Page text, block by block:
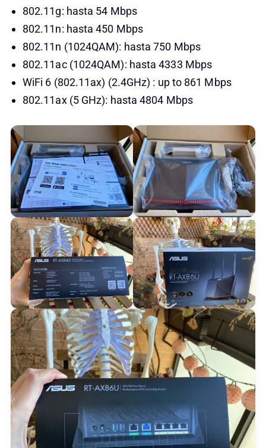
802.11g: hasta 54 Mbps
802.11n: hasta 450 Mbps
802.11n (1024QAM): hasta 750 Mbps
802.11ac (1024QAM): hasta 4333 Mbps
WiFi 6 (802.11ax) (2.4GHz) : up to 861 Mbps
802.11ax (5 GHz): hasta 4804 Mbps